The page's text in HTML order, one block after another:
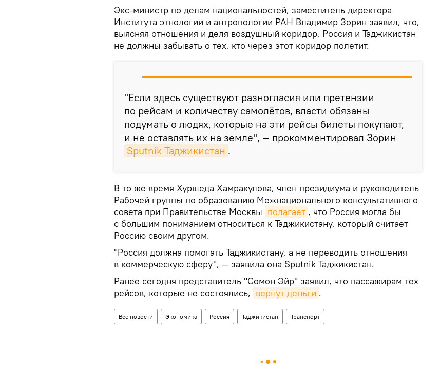
Экс-министр по делам национальностей, заместитель директора
Института этнологии и антропологии РАН Владимир Зорин заявил, что,
выясняя отношения и деля воздушный коридор, Россия и Таджикистан
не должны забывать о тех, кто через этот коридор полетит.
"Если здесь существуют разногласия или претензии
по рейсам и количеству самолётов, власти обязаны
подумать о людях, которые на эти рейсы билеты покупают,
и не оставлять их на земле", — прокомментировал Зорин
Sputnik Таджикистан .
В то же время Хуршеда Хамракулова, член президиума и руководитель
Рабочей группы по образованию Межнационального консультативного
совета при Правительстве Москвы полагает , что Россия могла бы
с большим пониманием относиться к Таджикистану, который считает
Россию своим другом.
"Россия должна помогать Таджикистану, а не переводить отношения
в коммерческую сферу", — заявила она Sputnik Таджикистан.
Ранее сегодня представитель "Сомон Эйр" заявил, что пассажирам тех
рейсов, которые не состоялись, вернут деньги .
Все новости Экономика Россия Таджикистан Транспорт